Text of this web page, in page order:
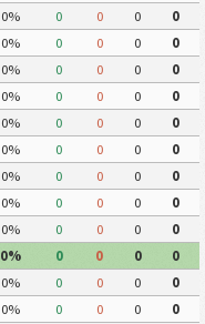
0% 0 0 0
0
0% 0 0 0
0
0% 0 0 0
0
0% 0 0 0
0
0% 0 0 0
0
0% 0 0 0
0
0% 0 0 0
0
0% 0 0 0
0
0% 0 0 0
0
0% 0 0 0
0
0% 0 0 0
0
0% 0 0 0
0